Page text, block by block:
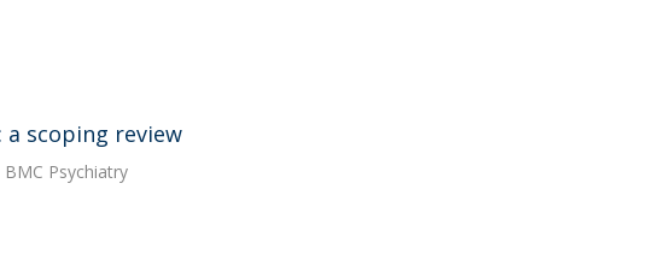
scoping review
Psychiatry